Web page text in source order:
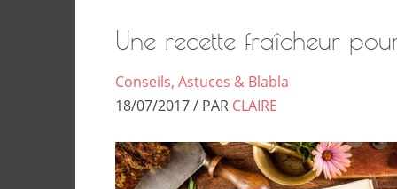
Une recette fraîcheur
Conseils, Astuces & Blabla
18/07/2017 / PAR CLAIRE